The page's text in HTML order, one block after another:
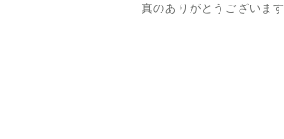
真のありがとうございます